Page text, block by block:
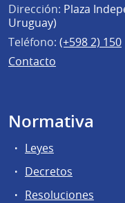
Dirección: Plaza
Uruguay)
Teléfono: (+598 2) 150
Contacto
Normativa
Leyes
Decretos
Resoluciones